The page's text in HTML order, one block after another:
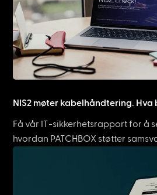
NIS2 møter kabelhåndtering. Hva
Få vår IT-sikkerhetsrapport for å
hvordan PATCHBOX støtter